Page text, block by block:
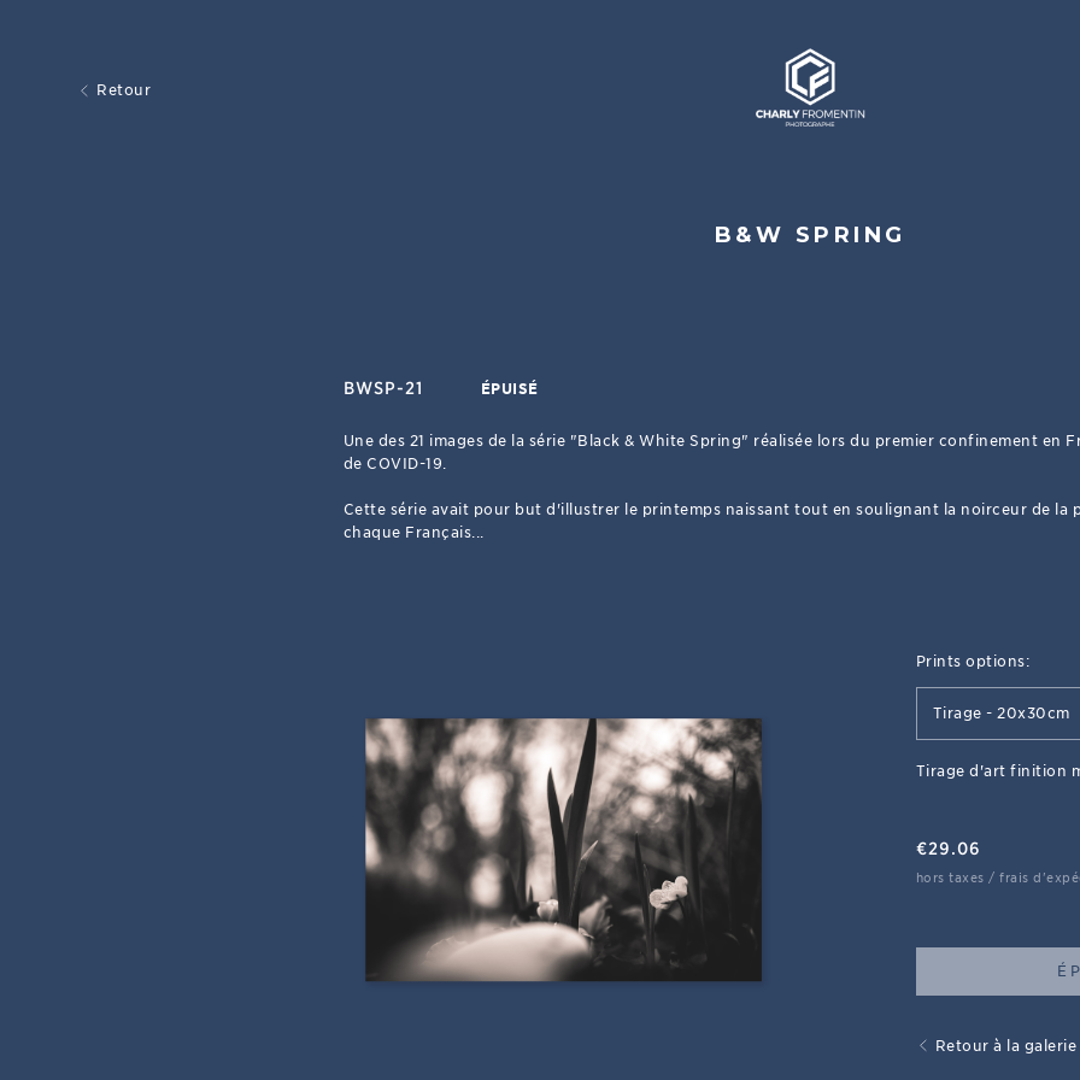
Retour
B&W SPRING
BWSP-21 ÉPUISÉ
Une des 21 images de la série "Black & White Spring" réalisée lors du premier confinement en
de COVID-19.
Cette série avait pour but d'illustrer le printemps naissant tout en soulignant la noirceur de la
chaque Français...
Prints options:
Tirage - 20x30cm
Tirage d'art finition
€29.06
hors taxes / frais
Retour à la galerie